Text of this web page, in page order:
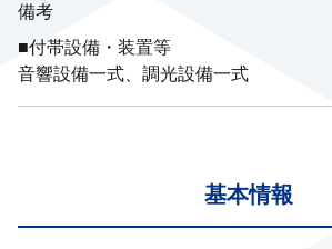
備考
■付帯設備・装置等
音響設備一式、調光設備一式
基本情報